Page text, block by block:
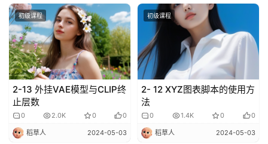
梦
青
龙
绘
梦
泽
初级课程
2-13 外挂VAE模型与CLIP终
止层数
0 2.0K 0 0
稻草人 2024-05-03
初级课程
2- 12 XYZ图表脚本的使用方
法
0 1.4K 0 0
稻草人 2024-05-03